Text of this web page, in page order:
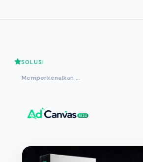
SOLUSI
Memperkenalkan ...